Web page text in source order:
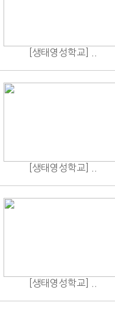
[생태영성학교] ..
[생태영성학교] ..
[생태영성학교] ..